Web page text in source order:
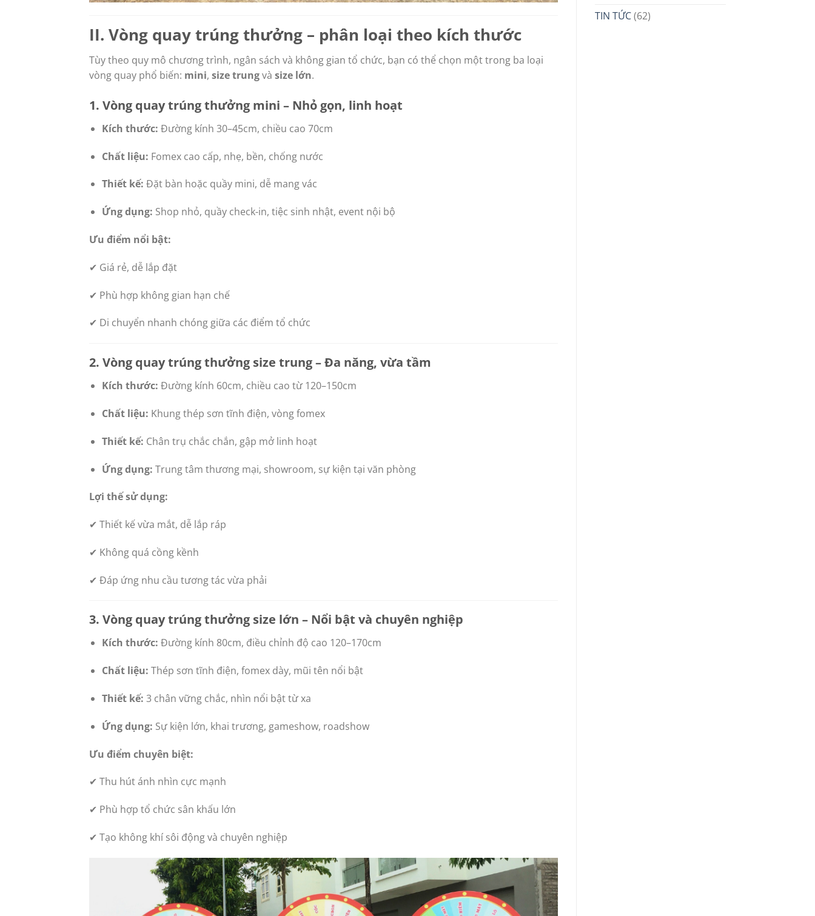
II. Vòng quay trúng thưởng – phân loại theo kích thước
Tùy theo quy mô chương trình, ngân sách và không gian tổ chức, bạn có thể chọn một trong ba loại
vòng quay phổ biến: mini, size trungvà size lớn.
1. Vòng quay trúng thưởng mini – Nhỏ gọn, linh hoạt
Kích thước: Đường kính 30–45cm, chiều cao 70cm
Chất liệu: Fomex cao cấp, nhẹ, bền, chống nước
Thiết kế: Đặt bàn hoặc quầy mini, dễ mang vác
Ứng dụng: Shop nhỏ, quầy check-in, tiệc sinh nhật, event nội bộ
Ưu điểm nổi bật:
✔ Giá rẻ, dễ lắp đặt
✔ Phù hợp không gian hạn chế
✔ Di chuyển nhanh chóng giữa các điểm tổ chức
2. Vòng quay trúng thưởng size trung – Đa năng, vừa tầm
Kích thước: Đường kính 60cm, chiều cao từ 120–150cm
Chất liệu: Khung thép sơn tĩnh điện, vòng fomex
Thiết kế: Chân trụ chắc chắn, gập mở linh hoạt
Ứng dụng: Trung tâm thương mại, showroom, sự kiện tại văn phòng
Lợi thế sử dụng:
✔ Thiết kế vừa mắt, dễ lắp ráp
✔ Không quá cồng kềnh
✔ Đáp ứng nhu cầu tương tác vừa phải
3. Vòng quay trúng thưởng size lớn – Nổi bật và chuyên nghiệp
Kích thước: Đường kính 80cm, điều chỉnh độ cao 120–170cm
Chất liệu: Thép sơn tĩnh điện, fomex dày, mũi tên nổi bật
Thiết kế: 3 chân vững chắc, nhìn nổi bật từ xa
Ứng dụng: Sự kiện lớn, khai trương, gameshow, roadshow
Ưu điểm chuyên biệt:
✔ Thu hút ánh nhìn cực mạnh
✔ Phù hợp tổ chức sân khấu lớn
✔ Tạo không khí sôi động và chuyên nghiệp
TIN TỨC(62)